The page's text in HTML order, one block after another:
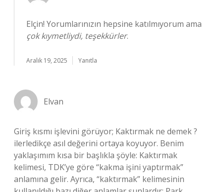
Elçin! Yorumlarınızın hepsine katılmıyorum ama
çok kıymetliydi, teşekkürler.
Aralık 19, 2025 Yanıtla
Elvan
Giriş kısmı işlevini görüyor; Kaktırmak ne demek ?
ilerledikçe asıl değerini ortaya koyuyor. Benim
yaklaşımım kısa bir başlıkla şöyle: Kaktırmak
kelimesi, TDK’ye göre “kakma işini yaptırmak”
anlamına gelir. Ayrıca, “kaktırmak” kelimesinin